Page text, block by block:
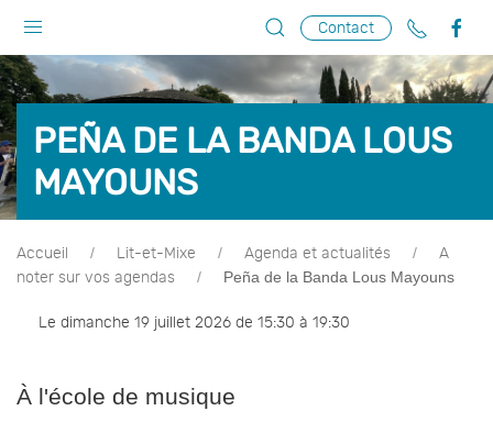
Contact
PEÑA DE LA BANDA LOUS
MAYOUNS
Accueil Lit-et-Mixe Agenda et actualités
A
noter sur vos agendas
Peña de la Banda Lous Mayouns
Le dimanche 19 juillet 2026 de 15:30 à 19:30
À l'école de musique